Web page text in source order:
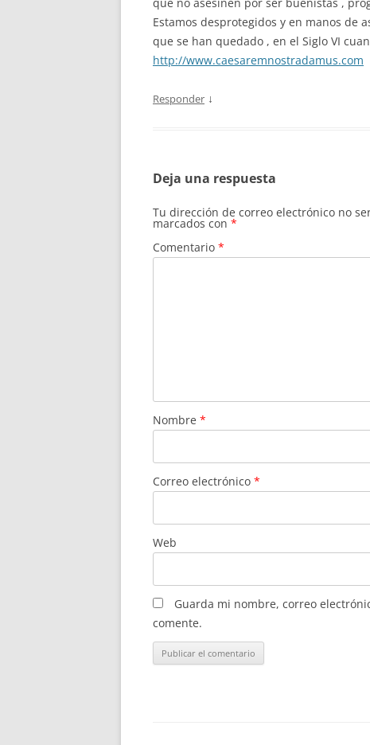
Estamos desprotegidos y en manos de
que se han quedado , en el Siglo VI
http://www.caesaremnostradamus.com
Responder ↓
Deja una respuesta
Tu dirección de correo electrónico no
marcados con *
Comentario *
Nombre *
Correo electrónico *
Web
Guarda mi nombre, correo
comente.